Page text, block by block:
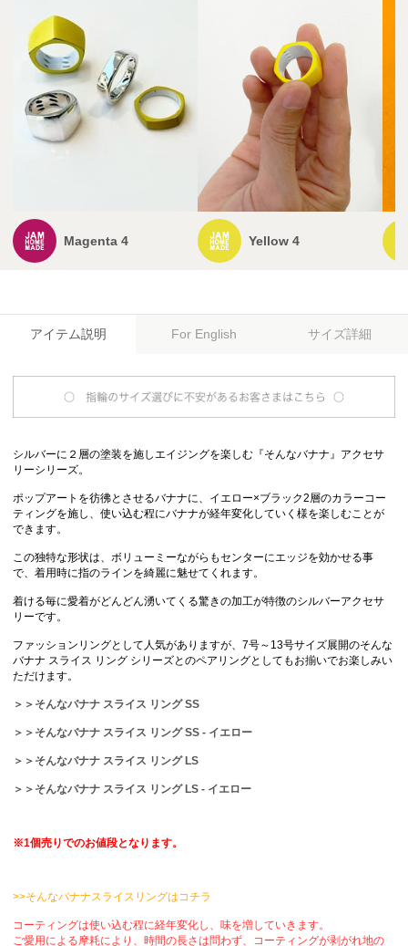
Magenta 4 Yellow 4
アイテム説明 For English サイズ詳細
シルバーに２層の塗装を施しエイジングを楽しむ『そんなバナナ』アクセサ
リーシリーズ。
ポップアートを彷彿とさせるバナナに、イエロー×ブラック2層のカラーコー
ティングを施し、使い込む程にバナナが経年変化していく様を楽しむことが
できます。
この独特な形状は、ボリューミーながらもセンターにエッジを効かせる事
で、着用時に指のラインを綺麗に魅せてくれます。
着ける毎に愛着がどんどん湧いてくる驚きの加工が特徴のシルバーアクセサ
リーです。
ファッションリングとして人気がありますが、7号～13号サイズ展開のそんな
バナナ スライス リング シリーズとのペアリングとしてもお揃いでお楽しみい
ただけます。
＞＞そんなバナナ スライス リング SS
＞＞そんなバナナ スライス リング SS - イエロー
＞＞そんなバナナ スライス リング LS
＞＞そんなバナナ スライス リング LS - イエロー
※1個売りでのお値段となります。
>>そんなバナナスライスリングはコチラ
コーティングは使い込む程に経年変化し、味を増していきます。
ご愛用による摩耗により、時間の長さは問わず、コーティングが剥がれ地の